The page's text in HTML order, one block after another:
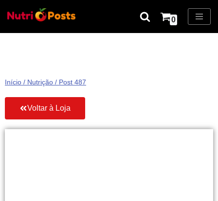
0
Início / Nutrição / Post 487
Voltar à Loja